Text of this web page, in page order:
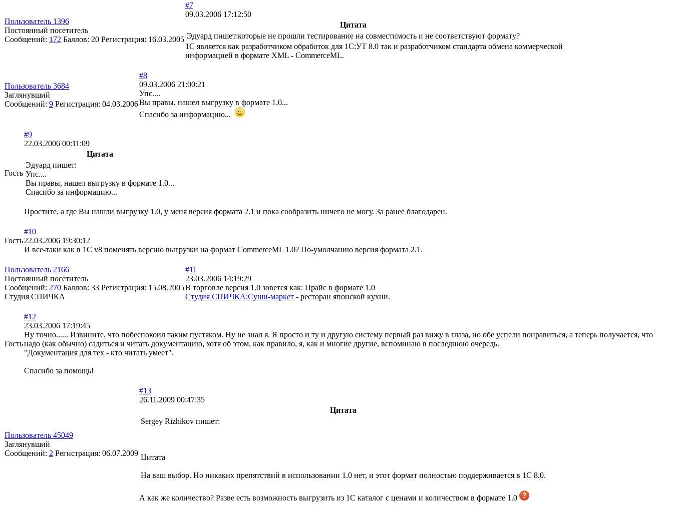
Пользователь 1396
Постоянный посетитель
Сообщений: 172 Баллов: 20 Регистрация: 16.03.2005
#7
09.03.2006 17:12:50
Цитата
Эдуард пишет:которые не прошли тестирование на совместимость и не соответствуют формату?
1C является как разработчиком обработок для 1C:УТ 8.0 так и разработчиком стандарта обмена коммерческой
информацией в формате XML - CommerceML.
Пользователь 3684
Заглянувший
Сообщений: 9 Регистрация: 04.03.2006
#8
09.03.2006 21:00:21
Упс....
Вы правы, нашел выгрузку в формате 1.0...
Спасибо за информацию...
Гость
#9
22.03.2006 00:11:09
Цитата
Эдуард пишет:
Упс....
Вы правы, нашел выгрузку в формате 1.0...
Спасибо за информацию...
Простите, а где Вы нашли выгрузку 1.0, у меня версия формата 2.1 и пока сообразить ничего не могу. За ранее благодарен.
Гость
#10
22.03.2006 19:30:12
И все-таки как в 1С v8 поменять версию выгрузки на формат CommerceML 1.0? По-умолчанию версия формата 2.1.
Пользователь 2166
Постоянный посетитель
Сообщений: 270 Баллов: 33 Регистрация: 15.08.2005
Студия СПИЧКА
#11
23.03.2006 14:19:29
В торговле версия 1.0 зовется как: Прайс в формате 1.0
Студия СПИЧКА:Суши-маркет - ресторан японской кухни.
Гость
#12
23.03.2006 17:19:45
Ну точно...... Извините, что побеспокоил таким пустяком. Ну не знал я. Я просто и ту и другую систему первый раз вижу в глаза, но обе успели понравиться, а теперь получается, что
надо (как обычно) садиться и читать документацию, хотя об этом, как правило, я, как и многие другие, вспоминаю в последнюю очередь.
"Документация для тех - кто читать умеет".
Спасибо за помощь!
Пользователь 45049
Заглянувший
Сообщений: 2 Регистрация: 06.07.2009
#13
26.11.2009 00:47:35
Цитата
Sergey Rizhikov пишет:
Цитата
На ваш выбор. Но никаких препятствий в использовании 1.0 нет, и этот формат полностью поддерживается в 1С 8.0.
А как же количество? Разве есть возможность выгрузить из 1С каталог с ценами и количеством в формате 1.0